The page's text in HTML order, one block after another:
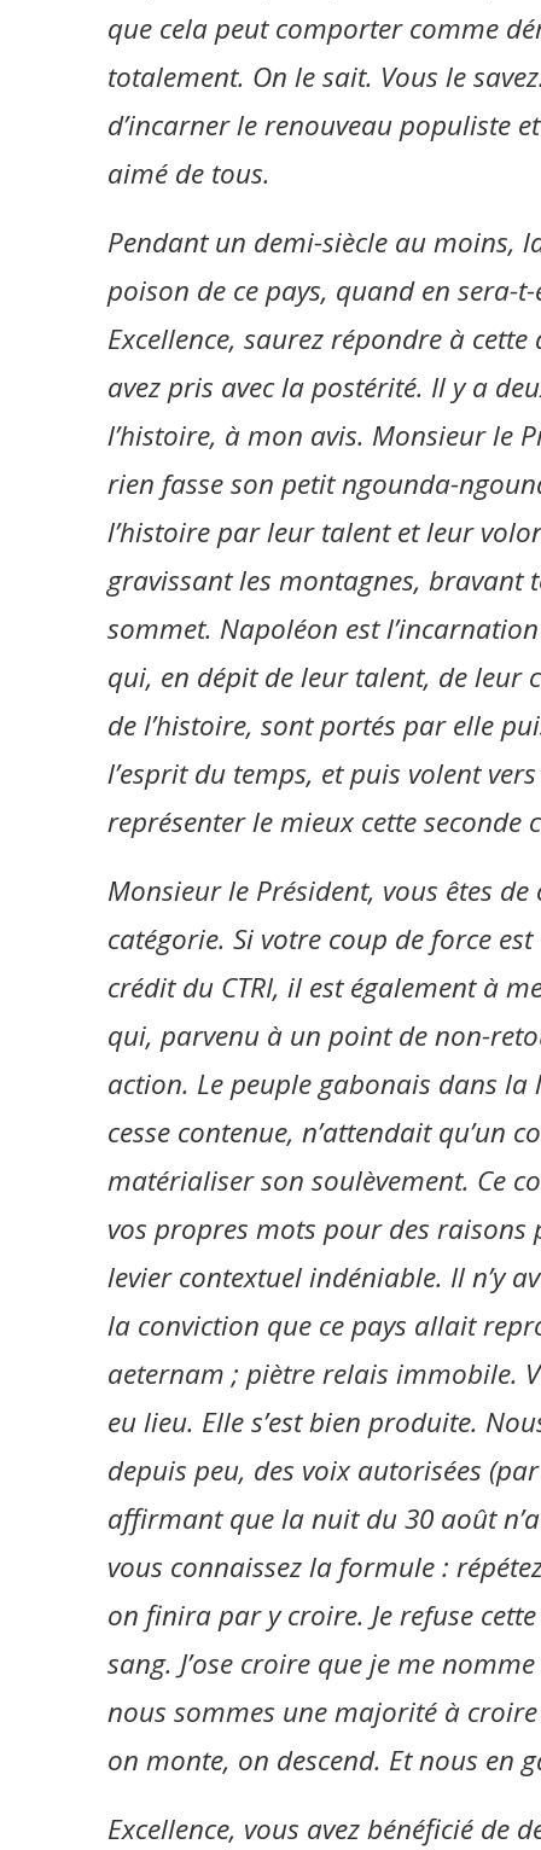
que cela peut comporter comme
totalement. On le sait. Vous le
d’incarner le renouveau populiste
aimé de tous.
Pendant un demi-siècle au moins,
poison de ce pays, quand en sera-
Excellence, saurez répondre à
avez pris avec la postérité. Il y a
l’histoire, à mon avis. Monsieur le
rien fasse son petit ngounda-
l’histoire par leur talent et leur
gravissant les montagnes, bravant
sommet. Napoléon est
qui, en dépit de leur talent, de leur
de l’histoire, sont portés par elle
l’esprit du temps, et puis volent
représenter le mieux cette seconde
Monsieur le Président, vous êtes
catégorie. Si votre coup de force
crédit du CTRI, il est également à
qui, parvenu à un point de non-
action. Le peuple gabonais dans
cesse contenue, n’attendait qu’un
matérialiser son soulèvement. Ce
vos propres mots pour des raisons
levier contextuel indéniable. Il n’y
la conviction que ce pays allait
aeternam ; piètre relais immobile.
eu lieu. Elle s’est bien produite.
depuis peu, des voix autorisées
affirmant que la nuit du 30 août
vous connaissez la formule :
on finira par y croire. Je refuse
sang. J’ose croire que je me
nous sommes une majorité à
on monte, on descend. Et nous en
Excellence, vous avez bénéficié de